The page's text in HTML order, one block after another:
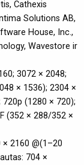
Cathexis
Solutions AB,
House, Inc.,
Wavestore ir
3072 × 2048;
× 1536); 2304 ×
(1280 × 720);
(352 × 288/352 ×
× 2160 @(1–20
704 ×